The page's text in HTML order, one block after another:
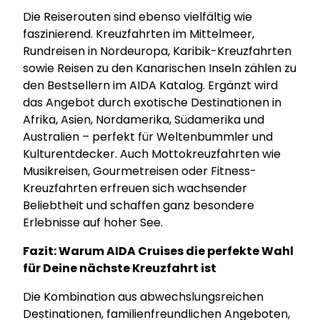
Die Reiserouten sind ebenso vielfältig wie
faszinierend. Kreuzfahrten im Mittelmeer,
Rundreisen in Nordeuropa, Karibik-Kreuzfahrten
sowie Reisen zu den Kanarischen Inseln zählen zu
den Bestsellern im AIDA Katalog. Ergänzt wird
das Angebot durch exotische Destinationen in
Afrika, Asien, Nordamerika, Südamerika und
Australien – perfekt für Weltenbummler und
Kulturentdecker. Auch Mottokreuzfahrten wie
Musikreisen, Gourmetreisen oder Fitness-
Kreuzfahrten erfreuen sich wachsender
Beliebtheit und schaffen ganz besondere
Erlebnisse auf hoher See.
Fazit: Warum AIDA Cruises die perfekte Wahl
für Deine nächste Kreuzfahrt ist
Die Kombination aus abwechslungsreichen
Destinationen, familienfreundlichen Angeboten,